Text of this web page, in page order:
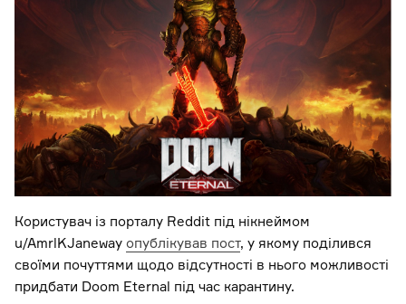
Користувач із порталу Reddit під нікнеймом
u/AmrlKJaneway опублікував пост, у якому поділився
своїми почуттями щодо відсутності в нього можливості
придбати Doom Eternal під час карантину.